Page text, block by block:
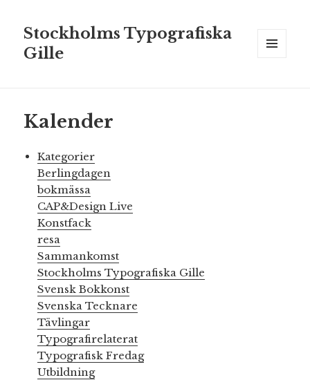
Stockholms Typografiska
Gille
Kalender
Kategorier
Berlingdagen
bokmässa
CAP&Design Live
Konstfack
resa
Sammankomst
Stockholms Typografiska Gille
Svensk Bokkonst
Svenska Tecknare
Tävlingar
Typografirelaterat
Typografisk Fredag
Utbildning